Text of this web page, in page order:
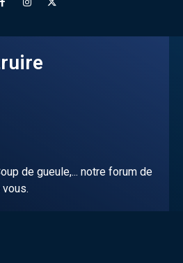
de gueule,... notre forum de